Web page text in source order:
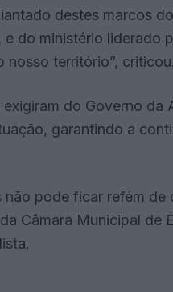
destes marcos
do ministério liderado
território”, criticou.
do Governo da
garantindo a
não pode ficar refém
Câmara Municipal de